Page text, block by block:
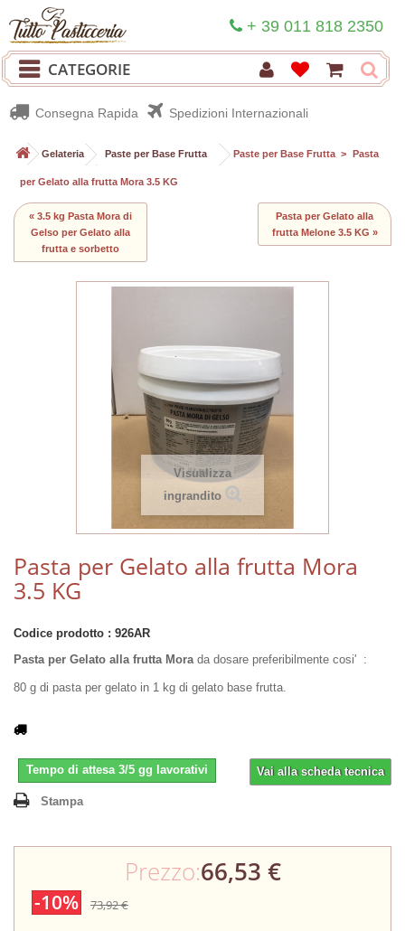
+ 39 011 818 2350
CATEGORIE
Consegna Rapida Spedizioni Internazionali
> Gelateria >Paste per Base Frutta > Paste per Base Frutta > Pasta
per Gelato alla frutta Mora 3.5 KG
« 3.5 kg Pasta Mora di
Gelso per Gelato alla
frutta e sorbetto
Pasta per Gelato alla
frutta Melone 3.5 KG »
Visualizza
ingrandito
Pasta per Gelato alla frutta Mora
3.5 KG
Codice prodotto : 926AR
Pasta per Gelato alla frutta Morada dosare preferibilmente cosi' :
80 g di pasta per gelato in 1 kg di gelato base frutta.
Vai alla scheda tecnica
Tempo di attesa 3/5 gg lavorativi
Stampa
Prezzo:66,53 €
-10% 73,92 €